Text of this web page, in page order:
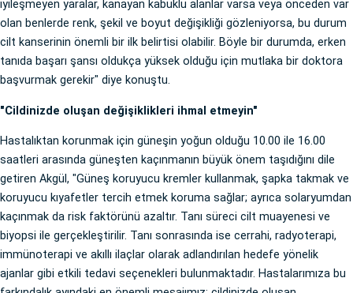
iyileşmeyen yaralar, kanayan kabuklu alanlar varsa veya önceden var
olan benlerde renk, şekil ve boyut değişikliği gözleniyorsa, bu durum
cilt kanserinin önemli bir ilk belirtisi olabilir. Böyle bir durumda, erken
tanıda başarı şansı oldukça yüksek olduğu için mutlaka bir doktora
başvurmak gerekir" diye konuştu.
"Cildinizde oluşan değişiklikleri ihmal etmeyin"
Hastalıktan korunmak için güneşin yoğun olduğu 10.00 ile 16.00
saatleri arasında güneşten kaçınmanın büyük önem taşıdığını dile
getiren Akgül, "Güneş koruyucu kremler kullanmak, şapka takmak ve
koruyucu kıyafetler tercih etmek koruma sağlar; ayrıca solaryumdan
kaçınmak da risk faktörünü azaltır. Tanı süreci cilt muayenesi ve
biyopsi ile gerçekleştirilir. Tanı sonrasında ise cerrahi, radyoterapi,
immünoterapi ve akıllı ilaçlar olarak adlandırılan hedefe yönelik
ajanlar gibi etkili tedavi seçenekleri bulunmaktadır. Hastalarımıza bu